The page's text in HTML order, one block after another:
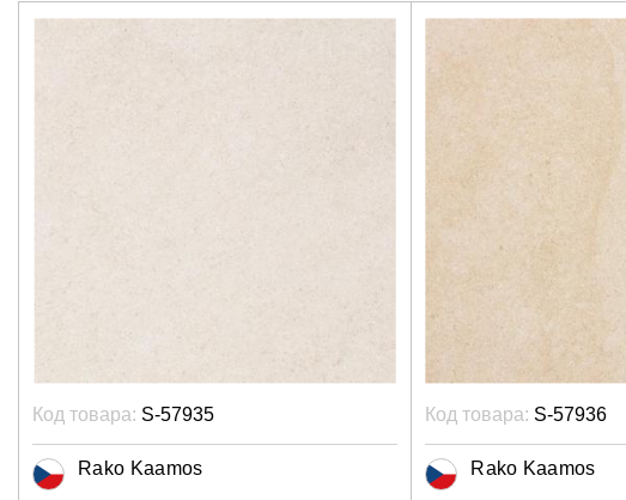
Код товара: S-57935
Rako Kaamos
Код товара: S-57936
Rako Kaamos